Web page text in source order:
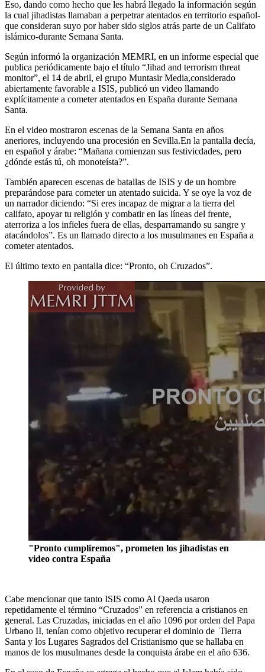
Eso, dando como hecho que les habrá llegado la información según
la cual jihadistas llamaban a perpetrar atentados en territorio español-
que consideran suyo por haber sido siglos atrás parte de un Califato
islámico-durante Semana Santa.
Según informó la organización MEMRI, en un informe especial que
publica periódicamente bajo el título “Jihad and terrorism threat
monitor”, el 14 de abril, el grupo Muntasir Media,considerado
abiertamente favorable a ISIS, publicó un video llamando
explícitamente a cometer atentados en España durante Semana
Santa.
En el video mostraron escenas de la Semana Santa en años
aneriores, incluyendo una procesión en Sevilla.En la pantalla decía,
en español y árabe: “Mañana comienzan sus festivicdades, pero
¿dónde estás tú, oh monoteísta?”.
También aparecen escenas de batallas de ISIS y de un hombre
preparándose para cometer un atentado suicida. Y se oye la voz de
un narrador diciendo: “Si eres incapaz de migrar a la tierra del
califato, apoyar tu religión y combatir en las líneas del frente,
aterroriza a los infieles fuera de ellas, desparramando su sangre y
atacándolos”. Es un llamado directo a los musulmanes en España a
cometer atentados.
El último texto en pantalla dice: “Pronto, oh Cruzados”.
"Pronto cumpliremos", prometen los jihadistas en
video contra España
Cabe mencionar que tanto ISIS como Al Qaeda usaron
repetidamente el término “Cruzados” en referencia a cristianos en
general. Las Cruzadas, iniciadas en el año 1096 por orden del Papa
Urbano II, tenían como objetivo recuperar el dominio de Tierra
Santa y los Lugares Sagrados del Cristianismo que se hallaba en
manos de los musulmanes desde la conquista árabe en el año 636.